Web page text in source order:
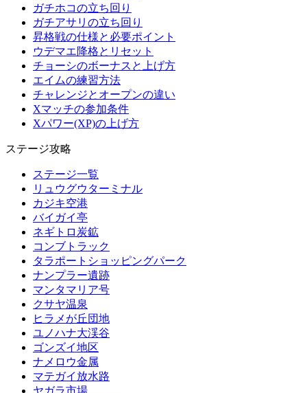
ガチホコの立ち回り
ガチアサリの立ち回り
昇格戦の仕様と必要ポイント
ウデマエ降格とリセット
チョーシのボーナスと上げ方
エイムの練習方法
チャレンジとオープンの違い
Xマッチの参加条件
Xパワー(XP)の上げ方
ステージ攻略
ステージ一覧
リュウグウターミナル
カジキ空港
バイガイ亭
ネギトロ炭鉱
コンブトラック
タラポートショッピングパーク
ナンプラー遺跡
マンタマリア号
クサヤ温泉
ヒラメが丘団地
ユノハナ大渓谷
ゴンズイ地区
ナメロウ金属
マテガイ放水路
ヤガラ市場